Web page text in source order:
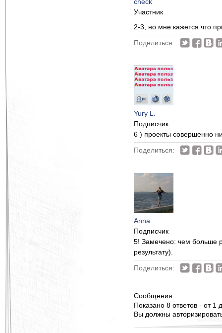
Участник
2-3, но мне кажется что
Поделиться:
Yury L.
Подписчик
6 ) проекты совершенно
Поделиться:
Anna
Подписчик
5! Замечено: чем больше
результату).
Поделиться:
Сообщения
Показано 8 ответов - от 1
Вы должны